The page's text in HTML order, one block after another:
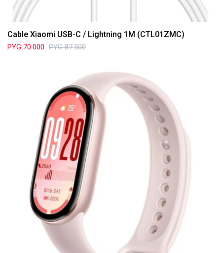
Cable Xiaomi USB-C / Lightning 1M (CTL01ZMC)
PYG 70.000 PYG 87.500